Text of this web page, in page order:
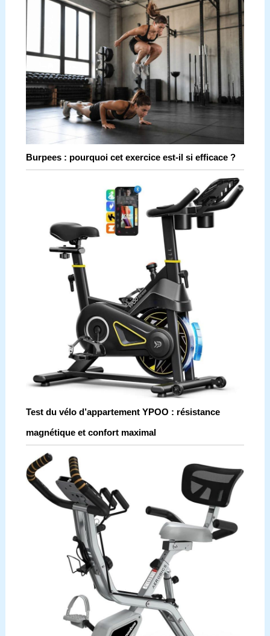
Burpees : pourquoi cet exercice est-il si efficace ?
Test du vélo d’appartement YPOO : résistance
magnétique et confort maximal